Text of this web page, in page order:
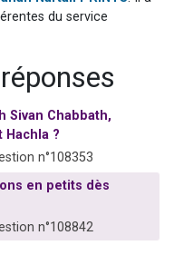
étudier en groupe sur Zoom
du service
Sivan Chabbath,
?
n°108353
en petits dès
n°108842